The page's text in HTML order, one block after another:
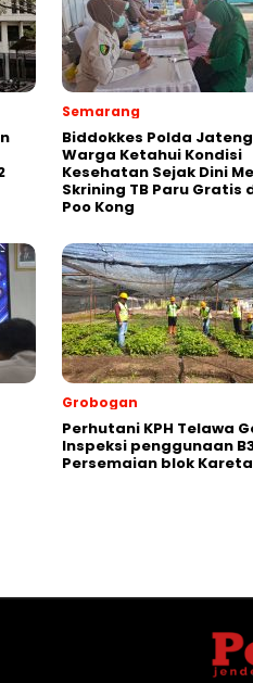
Semarang
Biddokkes Polda
Warga Ketahui Kondisi
Kesehatan Sejak Dini
Skrining TB Paru Gratis
Poo Kong
Grobogan
Perhutani KPH Telawa
Inspeksi penggunaan
Persemaian blok